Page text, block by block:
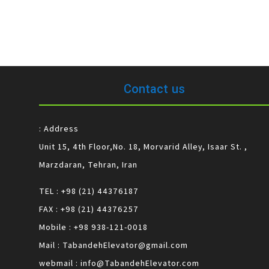
Contact us
Address :
Unit 15, 4th Floor,No. 18, Morvarid Alley, Isaar St. ,
Marzdaran, Tehran, Iran
TEL : +98 (21) 44376187
FAX : +98 (21) 44376257
Mobile : +98 938-121-0018
Mail : TabandehElevator@gmail.com
webmail : info@TabandehElevator.com